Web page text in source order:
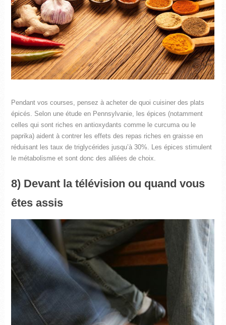
Pendant vos courses, pensez à acheter de quoi cuisiner des plats
épicés. Selon une étude en Pennsylvanie, les épices (notamment
celles qui sont riches en antioxydants comme le curcuma ou le
paprika) aident à contrer les effets des repas riches en graisse en
réduisant les taux de triglycérides jusqu’à 30%. Les épices stimulent
le métabolisme et sont donc des alliées de choix.
8) Devant la télévision ou quand vous
êtes assis